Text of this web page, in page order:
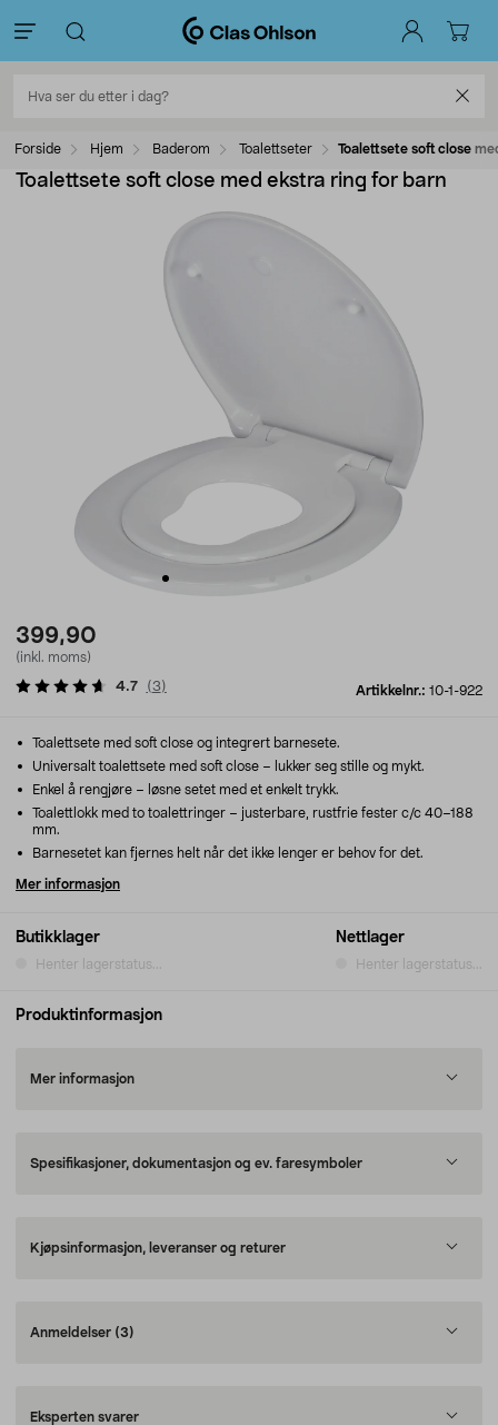
Forside Hjem Baderom Toalettseter Toalettsete soft close
Toalettsete soft close med ekstra ring for barn
399,90
(inkl. moms)
Artikkelnr.: 10-1-922
4.7 (3)
Butikklager
Henter lagerstatus...
Nettlager
Henter lagerstatus...
Toalettsete med soft close og integrert barnesete.
Universalt toalettsete med soft close – lukker seg stille og mykt.
Enkel å rengjøre – løsne setet med et enkelt trykk.
Toalettlokk med to toalettringer – justerbare, rustfrie fester c/c 40–188
mm.
Barnesetet kan fjernes helt når det ikke lenger er behov for det.
Mer informasjon
Produktinformasjon
Mer informasjon
Spesifikasjoner, dokumentasjon og ev. faresymboler
Kjøpsinformasjon, leveranser og returer
Anmeldelser (3)
Eksperten svarer